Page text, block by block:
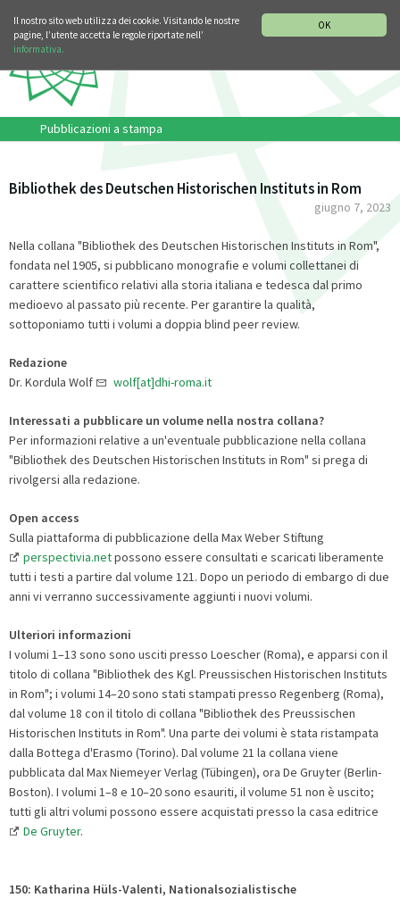
OK
Il nostro sito web utilizza dei cookie. Visitando le nostre
pagine, l’utente accetta le regole riportate nell’
informativa.
Pubblicazioni a stampa
Bibliothek des Deutschen Historischen Instituts in Rom
giugno 7, 2023
Nella collana "Bibliothek des Deutschen Historischen Instituts in Rom",
fondata nel 1905, si pubblicano monografie e volumi collettanei di
carattere scientifico relativi alla storia italiana e tedesca dal primo
medioevo al passato più recente. Per garantire la qualità,
sottoponiamo tutti i volumi a doppia blind peer review.
Redazione
Dr. Kordula Wolf
wolf[at]dhi-roma.it
Interessati a pubblicare un volume nella nostra collana?
Per informazioni relative a un'eventuale pubblicazione nella collana
"Bibliothek des Deutschen Historischen Instituts in Rom" si prega di
rivolgersi alla redazione.
Open access
Sulla piattaforma di pubblicazione della Max Weber Stiftung
perspectivia.netpossono essere consultati e scaricati liberamente
tutti i testi a partire dal volume 121. Dopo un periodo di embargo di due
anni vi verranno successivamente aggiunti i nuovi volumi.
Ulteriori informazioni
I volumi 1–13 sono sono usciti presso Loescher (Roma), e apparsi con il
titolo di collana "Bibliothek des Kgl. Preussischen Historischen Instituts
in Rom"; i volumi 14–20 sono stati stampati presso Regenberg (Roma),
dal volume 18 con il titolo di collana "Bibliothek des Preussischen
Historischen Instituts in Rom". Una parte dei volumi è stata ristampata
dalla Bottega d'Erasmo (Torino). Dal volume 21 la collana viene
pubblicata dal Max Niemeyer Verlag (Tübingen), ora De Gruyter (Berlin-
Boston). I volumi 1–8 e 10–20 sono esauriti, il volume 51 non è uscito;
tutti gli altri volumi possono essere acquistati presso la casa editrice
De Gruyter.
150: Katharina Hüls-Valenti, Nationalsozialistische